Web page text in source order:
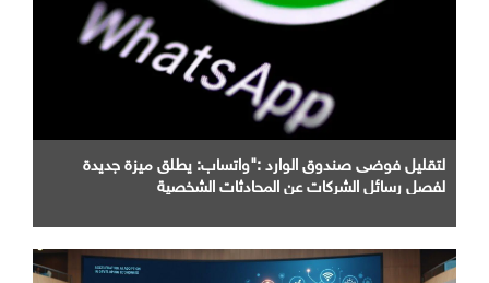
لتقليل فوضى صندوق الوارد :"واتساب: يطلق ميزة جديدة
لفصل رسائل الشركات عن المحادثات الشخصية